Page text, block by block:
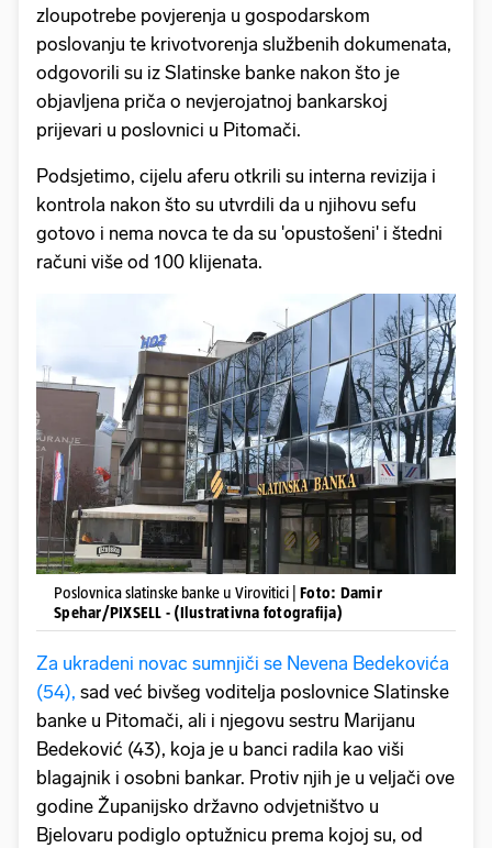
zloupotrebe povjerenja u gospodarskom
poslovanju te krivotvorenja službenih dokumenata,
odgovorili su iz Slatinske banke nakon što je
objavljena priča o nevjerojatnoj bankarskoj
prijevari u poslovnici u Pitomači.
Podsjetimo, cijelu aferu otkrili su interna revizija i
kontrola nakon što su utvrdili da u njihovu sefu
gotovo i nema novca te da su 'opustošeni' i štedni
računi više od 100 klijenata.
Poslovnica slatinske banke u Virovitici | Foto: Damir
Spehar/PIXSELL - (Ilustrativna fotografija)
Za ukradeni novac sumnjiči se Nevena Bedekovića
(54), sad već bivšeg voditelja poslovnice Slatinske
banke u Pitomači, ali i njegovu sestru Marijanu
Bedeković (43), koja je u banci radila kao viši
blagajnik i osobni bankar. Protiv njih je u veljači ove
godine Županijsko državno odvjetništvo u
Bjelovaru podiglo optužnicu prema kojoj su, od